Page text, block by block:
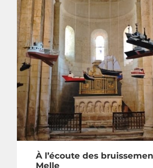
À l’écoute des
Melle